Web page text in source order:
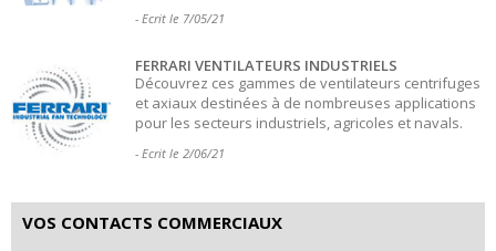
- Ecrit le 7/05/21
FERRARI VENTILATEURS INDUSTRIELS
Découvrez ces gammes de ventilateurs centrifuges
et axiaux destinées à de nombreuses applications
pour les secteurs industriels, agricoles et navals.
- Ecrit le 2/06/21
VOS CONTACTS COMMERCIAUX